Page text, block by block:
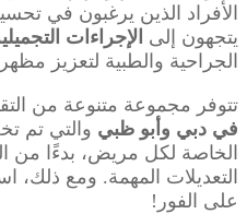
الأفراد الذين يرغبون في
يتجهون إلى الإجراءات
الجراحية والطبية لتعزيز
تتوفر مجموعة متنوعة من
في دبي وأبو ظبي والتي تم
الخاصة لكل مريض، بدءًا من
التعديلات المهمة. ومع ذلك،
على الفور!